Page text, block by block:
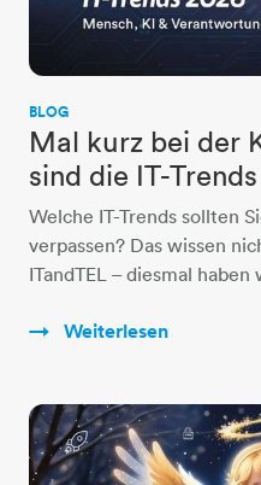
BLOG
Mal kurz bei der
sind die IT-
Welche IT-Trends sollten
verpassen? Das wissen
ITandTEL – diesmal
Weiterlesen